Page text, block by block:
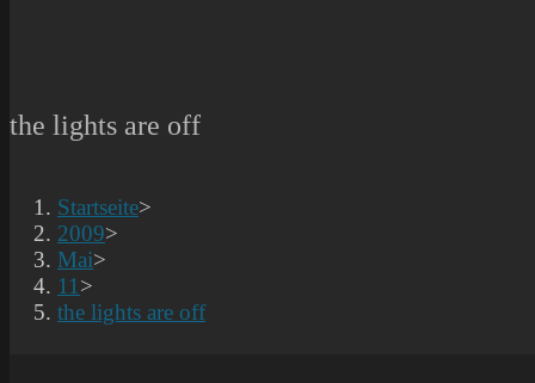
the lights are off
Startseite>
2009>
Mai>
11 >
the lights are off